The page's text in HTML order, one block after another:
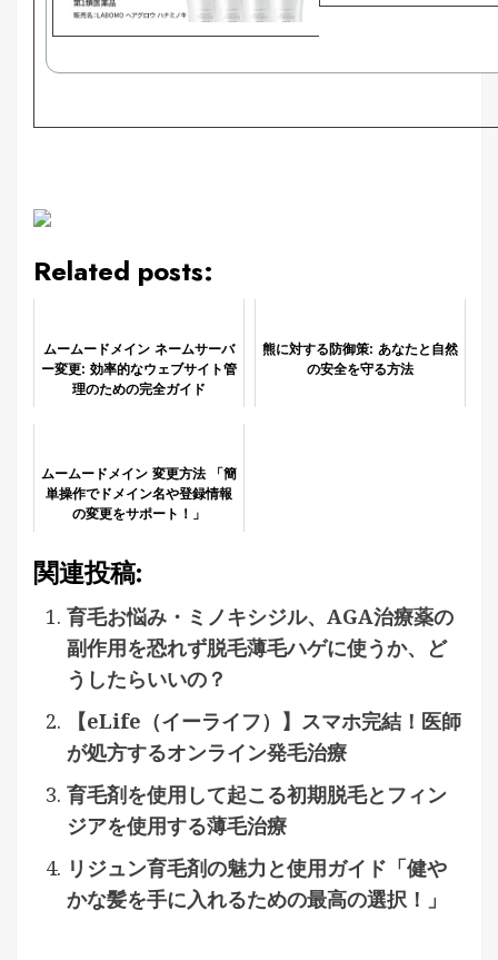
Related posts:
ムームードメイン ネームサーバ
ー変更: 効率的なウェブサイト管
理のための完全ガイド
熊に対する防御策: あなたと自然
の安全を守る方法
ムームードメイン 変更方法 「簡
単操作でドメイン名や登録情報
の変更をサポート！」
関連投稿:
育毛お悩み・ミノキシジル、AGA治療薬の
副作用を恐れず脱毛薄毛ハゲに使うか、ど
うしたらいいの？
【eLife（イーライフ）】スマホ完結！医師
が処方するオンライン発毛治療
育毛剤を使用して起こる初期脱毛とフィン
ジアを使用する薄毛治療
リジュン育毛剤の魅力と使用ガイド「健や
かな髪を手に入れるための最高の選択！」